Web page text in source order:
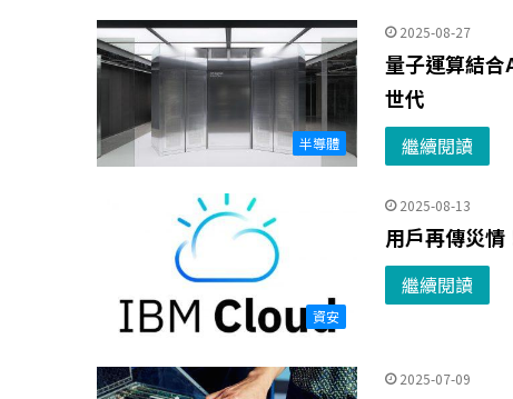
半導體
2025-08-27
量子運算結
世代
繼續閱讀
資安
2025-08-13
用戶再傳災
繼續閱讀
2025-07-09